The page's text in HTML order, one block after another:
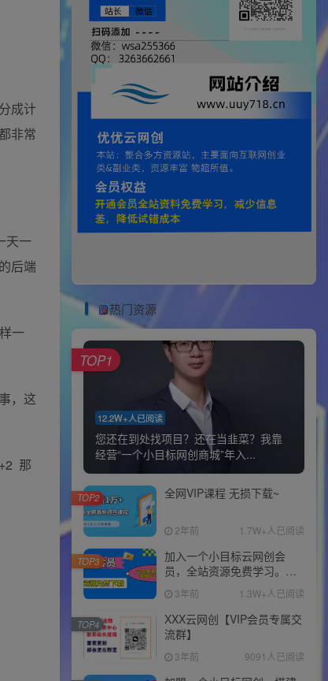
成计
非常
天一
后端
一
，这
那
热门资源
12.2W+人已阅读
您还在到处找项目？还在当韭菜？我靠
经营“一个小目标网创商城”年入...
TOP1
全网VIP课程 无损下载~
2年前 1.7W+人已阅读
TOP2
加入一个小目标云网创会
员，全站资源免费学习。更
可享受推广高达80%分佣！
3年前 1.3W+人已阅读
TOP3
XXX云网创【VIP会员专属交
流群】
3年前 9091人已阅读
TOP4